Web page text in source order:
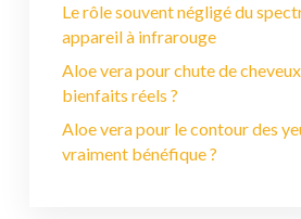
Le rôle souvent négligé du
appareil à infrarouge
Aloe vera pour chute de
bienfaits réels ?
Aloe vera pour le contour des
vraiment bénéfique ?